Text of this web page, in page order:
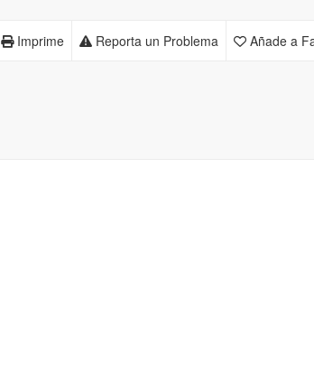
Añade a
Reporta un Problema
Imprime